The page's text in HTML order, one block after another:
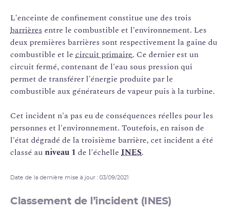
L'enceinte de confinement constitue une des trois
barrières entre le combustible et l'environnement. Les
deux premières barrières sont respectivement la gaine du
combustible et le circuit primaire. Ce dernier est un
circuit fermé, contenant de l'eau sous pression qui
permet de transférer l'énergie produite par le
combustible aux générateurs de vapeur puis à la turbine.
Cet incident n'a pas eu de conséquences réelles pour les
personnes et l'environnement. Toutefois, en raison de
l'état dégradé de la troisième barrière, cet incident a été
classé auniveau 1 de l'échelle INES.
Date de la dernière mise à jour : 03/09/2021
Classement de l’incident (INES)